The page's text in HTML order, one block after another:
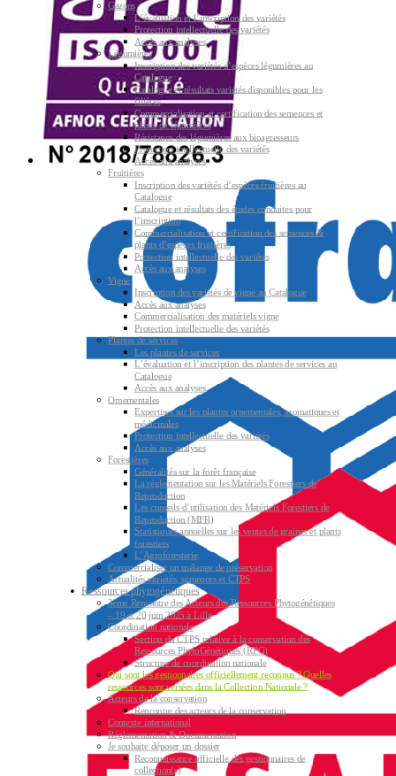
Gazons
L’évaluation et l’inscription des variétés
Protection intellectuelle des variétés
Accès aux analyses
Légumières
Inscription des variétés d’espèces légumières au
Catalogue
Catalogue et résultats variétés disponibles pour les
filières
Commercialisation et certification des semences et
plants de légumières
Résistance des légumières aux bioagresseurs
Protection intellectuelle des variétés
Accès aux analyses
Fruitières
Inscription des variétés d’espèces fruitières au
Catalogue
Catalogue et résultats des études conduites pour
l’inscription
Commercialisation et certification des semences &
plants d’espèces fruitières
Protection intellectuelle des variétés
Accès aux analyses
Vigne
Inscription des variétés de vigne au Catalogue
Accès aux analyses
Commercialisation des matériels vigne
Protection intellectuelle des variétés
Plantes de services
Les plantes de services
L’évaluation et l’inscription des plantes de services au
Catalogue
Accès aux analyses
Ornementales
Expertises sur les plantes ornementales, aromatiques et
médicinales
Protection intellectuelle des variétés
Accès aux analyses
Forestières
Généralités sur la forêt française
La réglementation sur les Matériels Forestiers de
Reproduction
Les conseils d’utilisation des Matériels Forestiers de
Reproduction (MFR)
Statistiques annuelles sur les ventes de graines et plants
forestiers
L’Agroforesterie
Commercialiser un mélange de préservation
Actualités variétés, semences et CTPS
Ressources phytogénétiques
3ème Rencontre des Acteurs des Ressources Phytogénétiques
– 19 et 20 juin 2025 à Lille
Coordination nationale
Section du CTPS relative à la conservation des
Ressources PhytoGénétiques (RPG)
Structure de coordination nationale
Qui sont les gestionnaires officiellement reconnus ? Quelles
ressources sont versées dans la Collection Nationale ?
Acteurs de la conservation
Rencontre des acteurs de la conservation
Contexte international
Réglementation & Documentation
Je souhaite déposer un dossier
Reconnaissance officielle des gestionnaires de
collection(s)